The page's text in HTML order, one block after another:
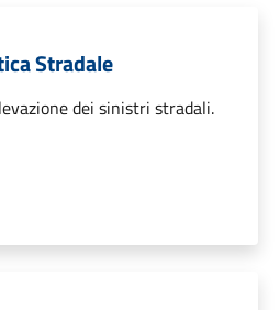
Stradale
dei sinistri stradali.